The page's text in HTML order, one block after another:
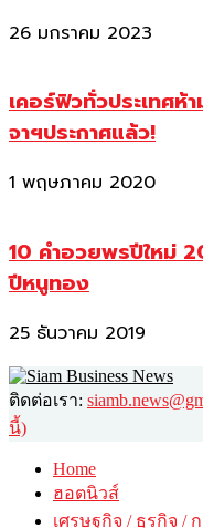
26 มกราคม 2023
เคอร์ฟิวทั่วประเทศห้
จาฯประกาศแล้ว!
1 พฤษภาคม 2020
10 คำอวยพรปีใหม่
ปีหนูทอง
25 ธันวาคม 2019
ติดต่อเรา:
นี้)
Home
ฮอตนิวส์
เศรษฐกิจ / ธุรกิจ /